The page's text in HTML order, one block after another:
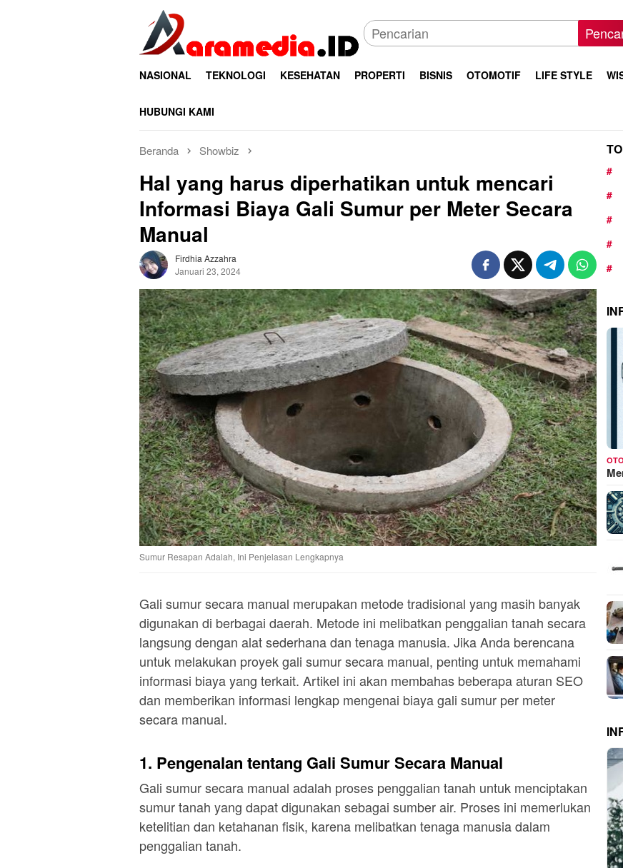
NASIONAL TEKNOLOGI KESEHATAN PROPERTI BISNIS OTOMOTIF LIFE STYLE
HUBUNGI KAMI
Beranda Showbiz
Hal yang harus diperhatikan untuk mencari
Informasi Biaya Gali Sumur per Meter Secara
Manual
Firdhia Azzahra
Januari 23, 2024
Sumur Resapan Adalah, Ini Penjelasan Lengkapnya
Gali sumur secara manual merupakan metode tradisional yang masih banyak
digunakan di berbagai daerah. Metode ini melibatkan penggalian tanah secara
langsung dengan alat sederhana dan tenaga manusia. Jika Anda berencana
untuk melakukan proyek gali sumur secara manual, penting untuk memahami
informasi biaya yang terkait. Artikel ini akan membahas beberapa aturan SEO
dan memberikan informasi lengkap mengenai biaya gali sumur per meter
secara manual.
1. Pengenalan tentang Gali Sumur Secara Manual
Gali sumur secara manual adalah proses penggalian tanah untuk menciptakan
sumur tanah yang dapat digunakan sebagai sumber air. Proses ini memerlukan
ketelitian dan ketahanan fisik, karena melibatkan tenaga manusia dalam
penggalian tanah.